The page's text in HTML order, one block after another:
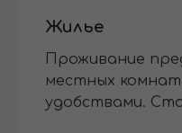
Жилье
Проживание
местных
удобствами.